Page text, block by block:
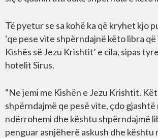
Të pyetur se sa kohë ka që kryhet kjo
‘qe pese vite shpërndajnë këto libra
Kishës së Jezu Krishtit’ e cila, sipas
hotelit Sirus.
“Ne jemi me Kishën e Jezu Krishtit.
shpërndajmë qe pesë vite, çdo gjashtë
ndërrohemi dhe kështu shpërndajmë
penguar asnjëherë askush dhe kështu